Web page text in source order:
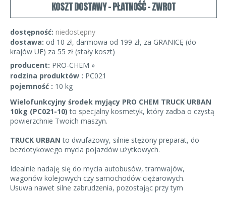
KOSZT DOSTAWY - PŁATNOŚĆ - ZWROT
dostępność: niedostępny
dostawa: od 10 zł, darmowa od 199 zł, za GRANICĘ (do
krajów UE) za 55 zł (stały koszt)
producent: PRO-CHEM »
rodzina produktów : PC021
pojemność : 10 kg
Wielofunkcyjny środek myjący PRO CHEM TRUCK URBAN
10kg (PC021-10)to specjalny kosmetyk, który zadba o czystą
powierzchnie Twoich maszyn.
TRUCK URBANto dwufazowy, silnie stężony preparat, do
bezdotykowego mycia pojazdów użytkowych.
Idealnie nadaję się do mycia autobusów, tramwajów,
wagonów kolejowych czy samochodów ciężarowych.
Usuwa nawet silne zabrudzenia, pozostając przy tym